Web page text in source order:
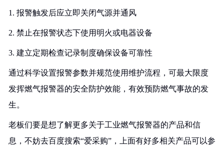
1. 报警触发后应立即关闭气源并通风
2. 禁止在报警状态下使用明火或电器设备
3. 建立定期检查记录制度确保设备可靠性
通过科学设置报警参数并规范使用维护流程，可最大限度
发挥燃气报警器的安全防护效能，有效预防燃气事故的发
生。
老板们要是想了解更多关于工业燃气报警器的产品和信
息，不妨去百度搜索“爱采购”，上面有好多相关产品可以参